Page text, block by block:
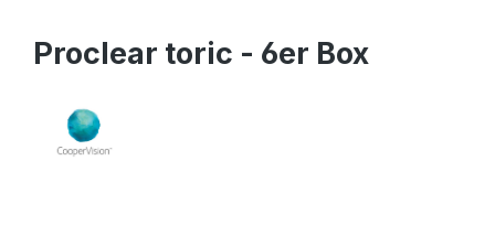
Proclear toric - 6er Box